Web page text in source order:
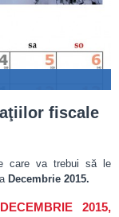
fiscale
care va trebui să le
Decembrie 2015.
2015,